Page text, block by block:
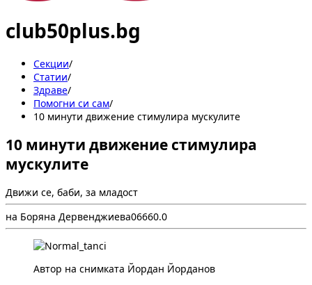
club50plus.bg
Секции/
Статии/
Здраве/
Помогни си сам/
10 минути движение стимулира мускулите
10 минути движение стимулира
мускулите
Движи се, баби, за младост
на Боряна Дервенджиева06660.0
Автор на снимката Йордан Йорданов